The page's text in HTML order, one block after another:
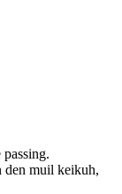
den muil keikuh,